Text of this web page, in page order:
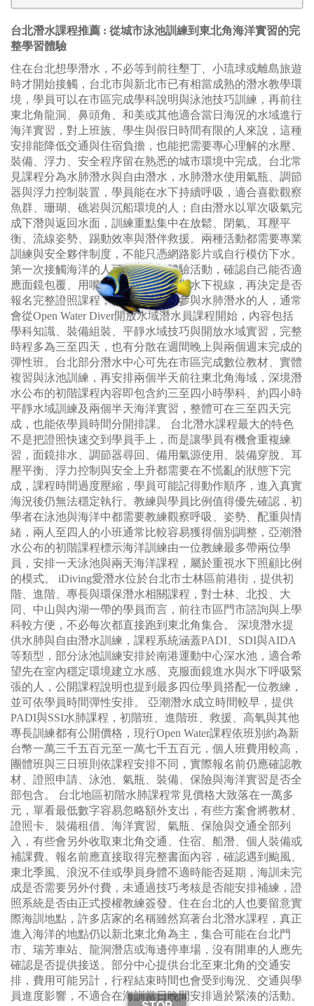
台北潛水課程推薦 : 從城市泳池訓練到東北角海洋實習的完
整學習體驗
住在台北想學潛水，不必等到前往墾丁、小琉球或離島旅遊
時才開始接觸，台北市與新北市已有相當成熟的潛水教學環
境，學員可以在市區完成學科說明與泳池技巧訓練，再前往
東北角龍洞、鼻頭角、和美或其他適合當日海況的水域進行
海洋實習，對上班族、學生與假日時間有限的人來說，這種
安排能降低交通與住宿負擔，也能把需要專心理解的水壓、
裝備、浮力、安全程序留在熟悉的城市環境中完成。台北常
見課程分為水肺潛水與自由潛水，水肺潛水使用氣瓶、調節
器與浮力控制裝置，學員能在水下持續呼吸，適合喜歡觀察
魚群、珊瑚、礁岩與沉船環境的人；自由潛水以單次吸氣完
成下潛與返回水面，訓練重點集中在放鬆、閉氣、耳壓平
衡、流線姿勢、踢動效率與潛伴救援。兩種活動都需要專業
訓練與安全夥伴制度，不能只憑網路影片或自行模仿下水。
第一次接觸海洋的人可以先參加體驗活動，確認自己能否適
應面鏡包覆、用嘴呼吸、耳壓變化與水下視線，再決定是否
報名完整證照課程；已確定想長期參與水肺潛水的人，通常
會從Open Water Diver開放水域潛水員課程開始，內容包括
學科知識、裝備組裝、平靜水域技巧與開放水域實習，完整
時程多為三至四天，也有分散在週間晚上與兩個週末完成的
彈性班。台北部分潛水中心可先在市區完成數位教材、實體
複習與泳池訓練，再安排兩個半天前往東北角海域，深境潛
水公布的初階課程內容即包含約三至四小時學科、約四小時
平靜水域訓練及兩個半天海洋實習，整體可在三至四天完
成，也能依學員時間分開排課。 台北潛水課程最大的特色
不是把證照快速交到學員手上，而是讓學員有機會重複練
習，面鏡排水、調節器尋回、備用氣源使用、裝備穿脫、耳
壓平衡、浮力控制與安全上升都需要在不慌亂的狀態下完
成，課程時間過度壓縮，學員可能記得動作順序，進入真實
海況後仍無法穩定執行。教練與學員比例值得優先確認，初
學者在泳池與海洋中都需要教練觀察呼吸、姿勢、配重與情
緒，兩人至四人的小班通常比較容易獲得個別調整，亞潮潛
水公布的初階課程標示海洋訓練由一位教練最多帶兩位學
員，安排一天泳池與兩天海洋課程，屬於重視水下照顧比例
的模式。 iDiving愛潛水位於台北市士林區前港街，提供初
階、進階、專長與環保潛水相關課程，對士林、北投、大
同、中山與內湖一帶的學員而言，前往市區門市諮詢與上學
科較方便，不必每次都直接跑到東北角集合。 深境潛水提
供水肺與自由潛水訓練，課程系統涵蓋PADI、SDI與AIDA
等類型，部分泳池訓練安排於南港運動中心深水池，適合希
望先在室內穩定環境建立水感、克服面鏡進水與水下呼吸緊
張的人，公開課程說明也提到最多四位學員搭配一位教練，
並可依學員時間彈性安排。 亞潮潛水成立時間較早，提供
PADI與SSI水肺課程，初階班、進階班、救援、高氧與其他
專長訓練都有公開價格，現行Open Water課程依班別約為新
台幣一萬三千五百元至一萬七千五百元，個人班費用較高，
團體班與三日班則依課程安排不同，實際報名前仍應確認教
材、證照申請、泳池、氣瓶、裝備、保險與海洋實習是否全
部包含。 台北地區初階水肺課程常見價格大致落在一萬多
元，單看最低數字容易忽略額外支出，有些方案會將教材、
證照卡、裝備租借、海洋實習、氣瓶、保險與交通全部列
入，有些會另外收取東北角交通、住宿、船潛、個人裝備或
補課費。報名前應直接取得完整書面內容，確認遇到颱風、
東北季風、浪況不佳或學員身體不適時能否延期，海訓未完
成是否需要另外付費，未通過技巧考核是否能安排補練，證
照系統是否由正式授權教練簽發。住在台北的人也要留意實
際海訓地點，許多店家的名稱雖然寫著台北潛水課程，真正
進入海洋的地點仍以新北東北角為主，集合可能在台北門
市、瑞芳車站、龍洞潛店或海邊停車場，沒有開車的人應先
確認是否提供接送。部分中心提供台北至東北角的交通安
排，費用可能另計，行程結束時間也會受到海況、交通與學
員進度影響，不適合在海訓當日晚間安排過於緊湊的活動。